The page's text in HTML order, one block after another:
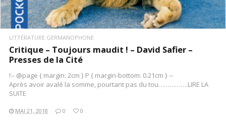
LITTÉRATURE GERMANOPHONE
Critique – Toujours maudit ! – David Safier –
Presses de la Cité
!-- @page { margin: 2cm } P { margin-bottom: 0.21cm } --
Après avoir avalé la somme, pourtant pas du tou…………….LIRE LA
SUITE
MAI 21, 2018 0 0